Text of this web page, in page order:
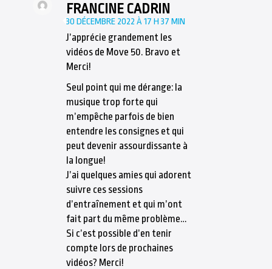
FRANCINE CADRIN
30 DÉCEMBRE 2022 À 17 H 37 MIN
J’apprécie grandement les
vidéos de Move 50. Bravo et
Merci!
Seul point qui me dérange: la
musique trop forte qui
m’empêche parfois de bien
entendre les consignes et qui
peut devenir assourdissante à
la longue!
J’ai quelques amies qui adorent
suivre ces sessions
d’entraînement et qui m’ont
fait part du même problème…
Si c’est possible d’en tenir
compte lors de prochaines
vidéos? Merci!